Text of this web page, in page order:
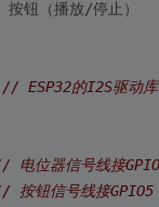
钮（播放/停止）
// ESP32的I2S驱动库
电位器信号线接
按钮信号线接GPIO5